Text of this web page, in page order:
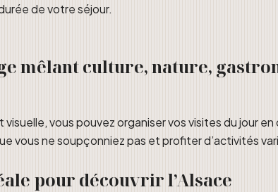
de votre séjour.
mêlant culture, nature,
vous pouvez organiser vos visites du jour
vous ne soupçonniez pas et profiter d’activités
pour découvrir l’Alsace